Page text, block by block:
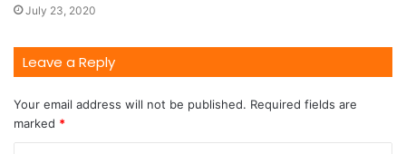
July 23, 2020
Leave a Reply
Your email address will not be published. Required fields are
marked *